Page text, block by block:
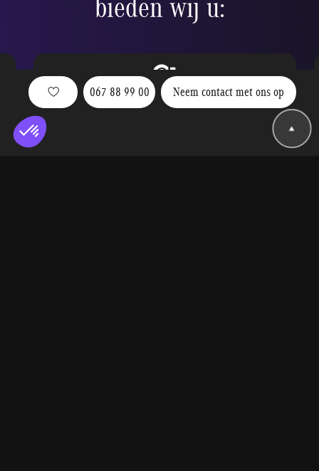
067 88 99 00 Neem contact met ons op
Ballonfinanciering
Verlaag uw maandelijkse betalingen naar wens dankzij de